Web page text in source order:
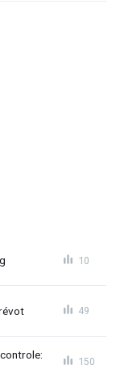
10
49
150